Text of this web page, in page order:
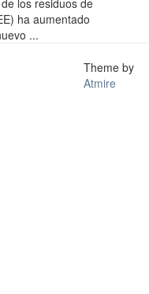
los residuos de
ha aumentado
...
Theme by
Atmire